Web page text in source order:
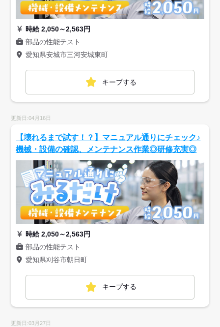
時給 2,050～2,563円
部品の性能テスト
愛知県安城市三河安城東町
キープする
更新日:04月16日
【壊れるまで試す！？】マニュアル通りにチェック♪
機械・設備の確認、メンテナンス作業◎研修充実◎
時給 2,050～2,563円
部品の性能テスト
愛知県刈谷市朝日町
キープする
更新日:03月27日